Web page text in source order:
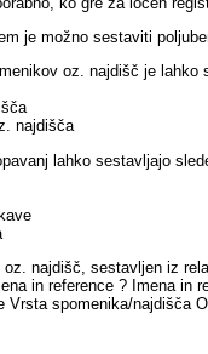
je možno sestaviti
oz. najdišč je
najdišča
lahko sestavljajo
najdišč, sestavljen iz
in reference ? Imena in
Vrsta spomenika/najdišča